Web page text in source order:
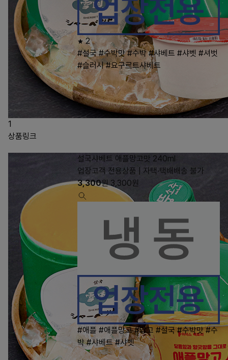
1
2
#설국 #수박맛 #수박 #샤베트 #샤벳 #셔벗
#슬러시 #요구르트샤베트
상품링크
설국샤베트 애플망고맛 240ml
업장고객 전용상품 | 자택·택배배송 불가
3,300원 3,300원
#애플 #애플망고 #망고 #설국 #수박맛 #수
박 #샤베트 #샤벳